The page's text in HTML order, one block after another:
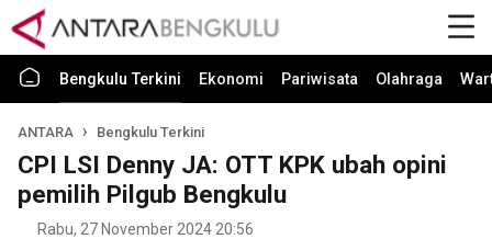
Bengkulu Terkini Ekonomi Pariwisata Olahraga
ANTARA Bengkulu Terkini
CPI LSI Denny JA: OTT KPK ubah opini
pemilih Pilgub Bengkulu
Rabu, 27 November 2024 20:56